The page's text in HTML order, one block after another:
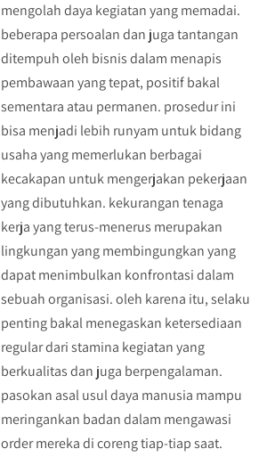
mengolah daya kegiatan yang memadai.
beberapa persoalan dan juga tantangan
ditempuh oleh bisnis dalam menapis
pembawaan yang tepat, positif bakal
sementara atau permanen. prosedur ini
bisa menjadi lebih runyam untuk bidang
usaha yang memerlukan berbagai
kecakapan untuk mengerjakan pekerjaan
yang dibutuhkan. kekurangan tenaga
kerja yang terus-menerus merupakan
lingkungan yang membingungkan yang
dapat menimbulkan konfrontasi dalam
sebuah organisasi. oleh karena itu, selaku
penting bakal menegaskan ketersediaan
regular dari stamina kegiatan yang
berkualitas dan juga berpengalaman.
pasokan asal usul daya manusia mampu
meringankan badan dalam mengawasi
order mereka di coreng tiap-tiap saat.